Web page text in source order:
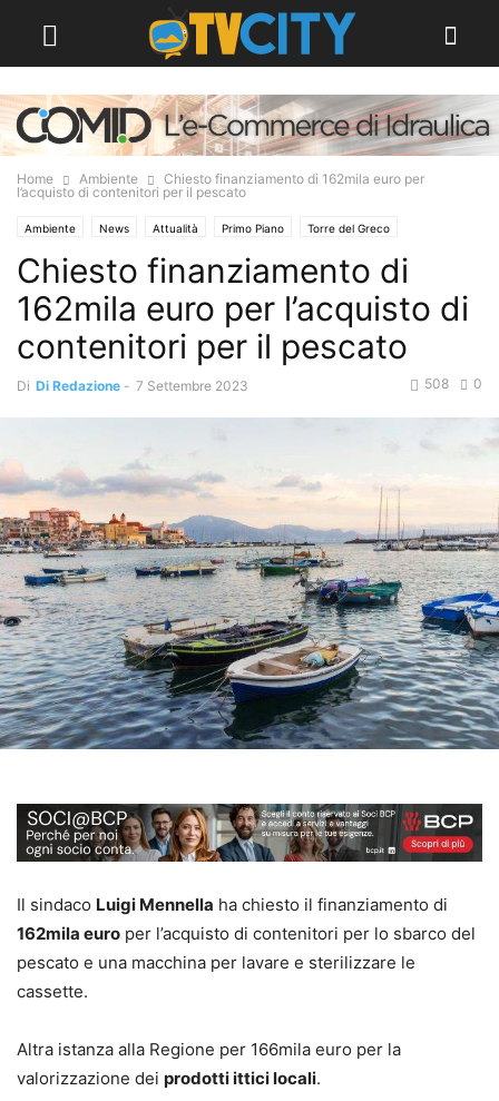
Home Ambiente
Chiesto finanziamento di 162mila euro per
l’acquisto di contenitori per il pescato
Ambiente News Attualità Primo Piano Torre del Greco
Chiesto finanziamento di
162mila euro per l’acquisto di
contenitori per il pescato
Di Di Redazione - 7 Settembre 2023 0
508
Il sindaco Luigi Mennella ha chiesto il finanziamento di
162mila euro per l’acquisto di contenitori per lo sbarco del
pescato e una macchina per lavare e sterilizzare le
cassette.
Altra istanza alla Regione per 166mila euro per la
valorizzazione dei prodotti ittici locali.